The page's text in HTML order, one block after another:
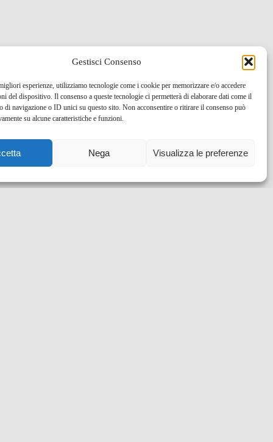
Gestisci Consenso
esperienze, utilizziamo tecnologie come i cookie per memorizzare e/o accedere
del dispositivo. Il consenso a queste tecnologie ci permetterà di elaborare dati come il
di navigazione o ID unici su questo sito. Non acconsentire o ritirare il consenso può
su alcune caratteristiche e funzioni.
Nega Visualizza le preferenze